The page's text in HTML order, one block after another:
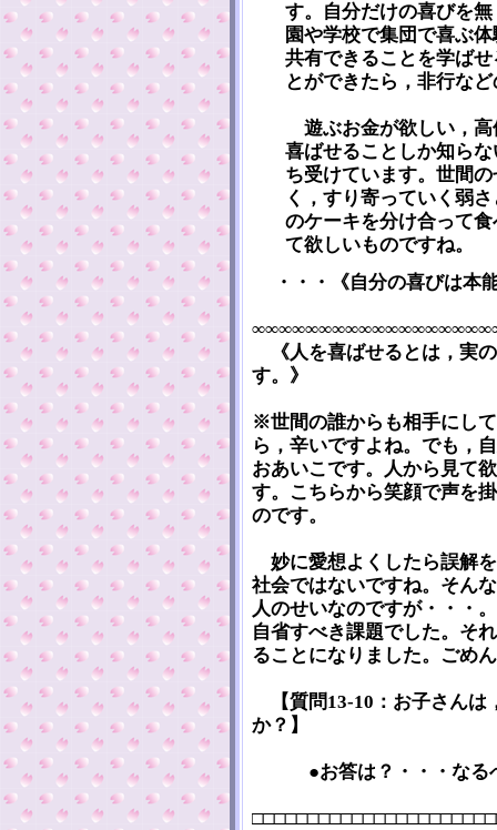
す。自分だけの喜びを
園や学校で集団で喜ぶ
共有できることを学ば
とができたら，非行な
遊ぶお金が欲しい，高
喜ばせることしか知ら
ち受けています。世間
く，すり寄っていく弱
のケーキを分け合って
て欲しいものですね。
・・・《自分の喜びは本
《人を喜ばせるとは，実
す。》
※世間の誰からも相手にし
ら，辛いですよね。でも，
おあいこです。人から見て
す。こちらから笑顔で声を
のです。
妙に愛想よくしたら誤解
社会ではないですね。そん
人のせいなのですが・・・
自省すべき課題でした。そ
ることになりました。ごめ
【質問13-10：お子さんは
か？】
●お答は？・・・なるべ